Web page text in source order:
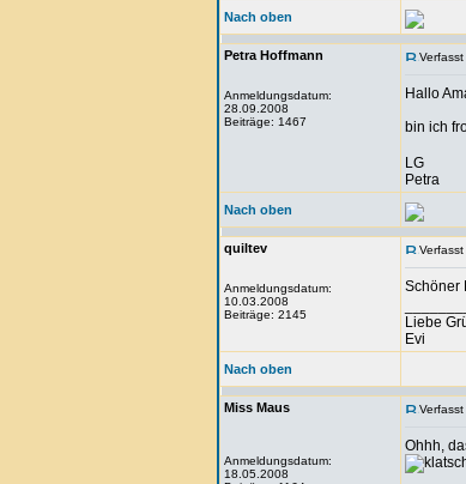
Nach oben
Petra Hoffmann
Anmeldungsdatum:
28.09.2008
Beiträge: 1467
Hallo
bin ich
LG
Petra
Nach oben
quiltev
Anmeldungsdatum:
10.03.2008
Beiträge: 2145
Schöner
Liebe
Evi
Nach oben
Miss Maus
Anmeldungsdatum:
18.05.2008
Ohhh,